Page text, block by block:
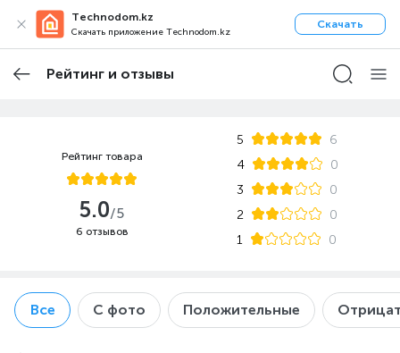
Technodom.kz
Скачать приложение Technodom.kz
Скачать
Рейтинг и отзывы
Все С фото Положительные
Рейтинг товара
5.0/5
6 отзывов
5
6
4
0
3
0
2
0
1
0